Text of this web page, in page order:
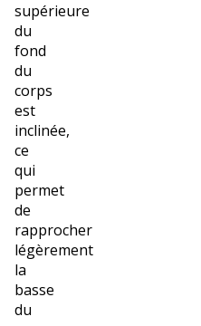
supérieure
du
fond
du
corps
est
inclinée,
ce
qui
permet
de
rapprocher
légèrement
la
basse
du